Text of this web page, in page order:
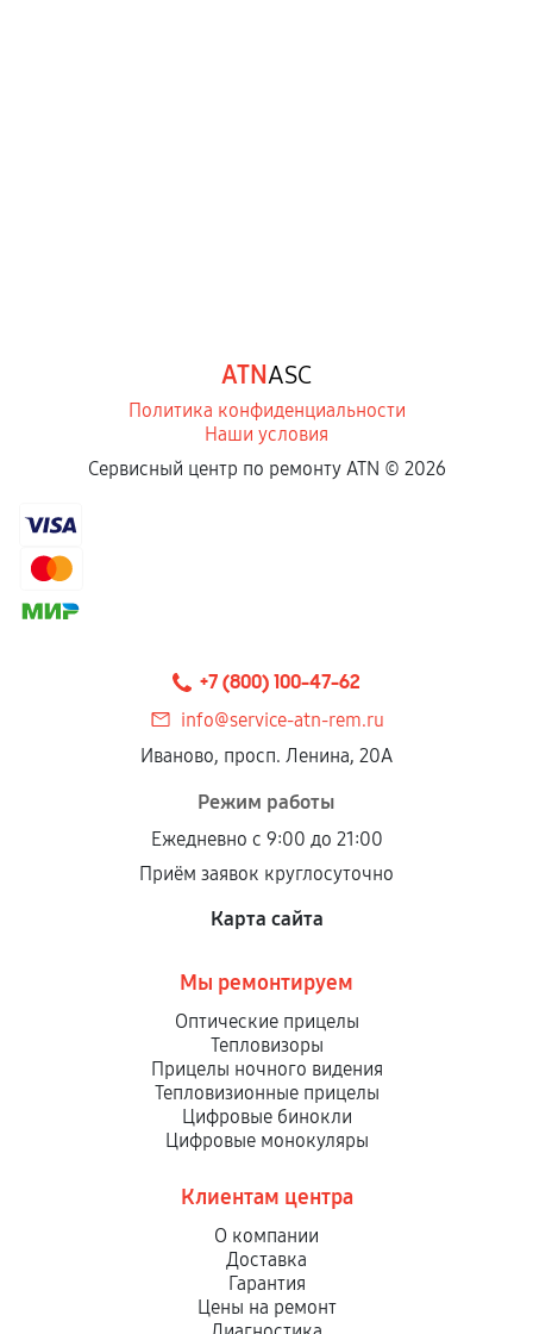
ATNASC
Политика конфиденциальности
Наши условия
Сервисный центр по ремонту ATN © 2026
+7 (800) 100-47-62
info@service-atn-rem.ru
Иваново, просп. Ленина, 20А
Режим работы
Ежедневно с 9:00 до 21:00
Приём заявок круглосуточно
Карта сайта
Мы ремонтируем
Оптические прицелы
Тепловизоры
Прицелы ночного видения
Тепловизионные прицелы
Цифровые бинокли
Цифровые монокуляры
Клиентам центра
О компании
Доставка
Гарантия
Цены на ремонт